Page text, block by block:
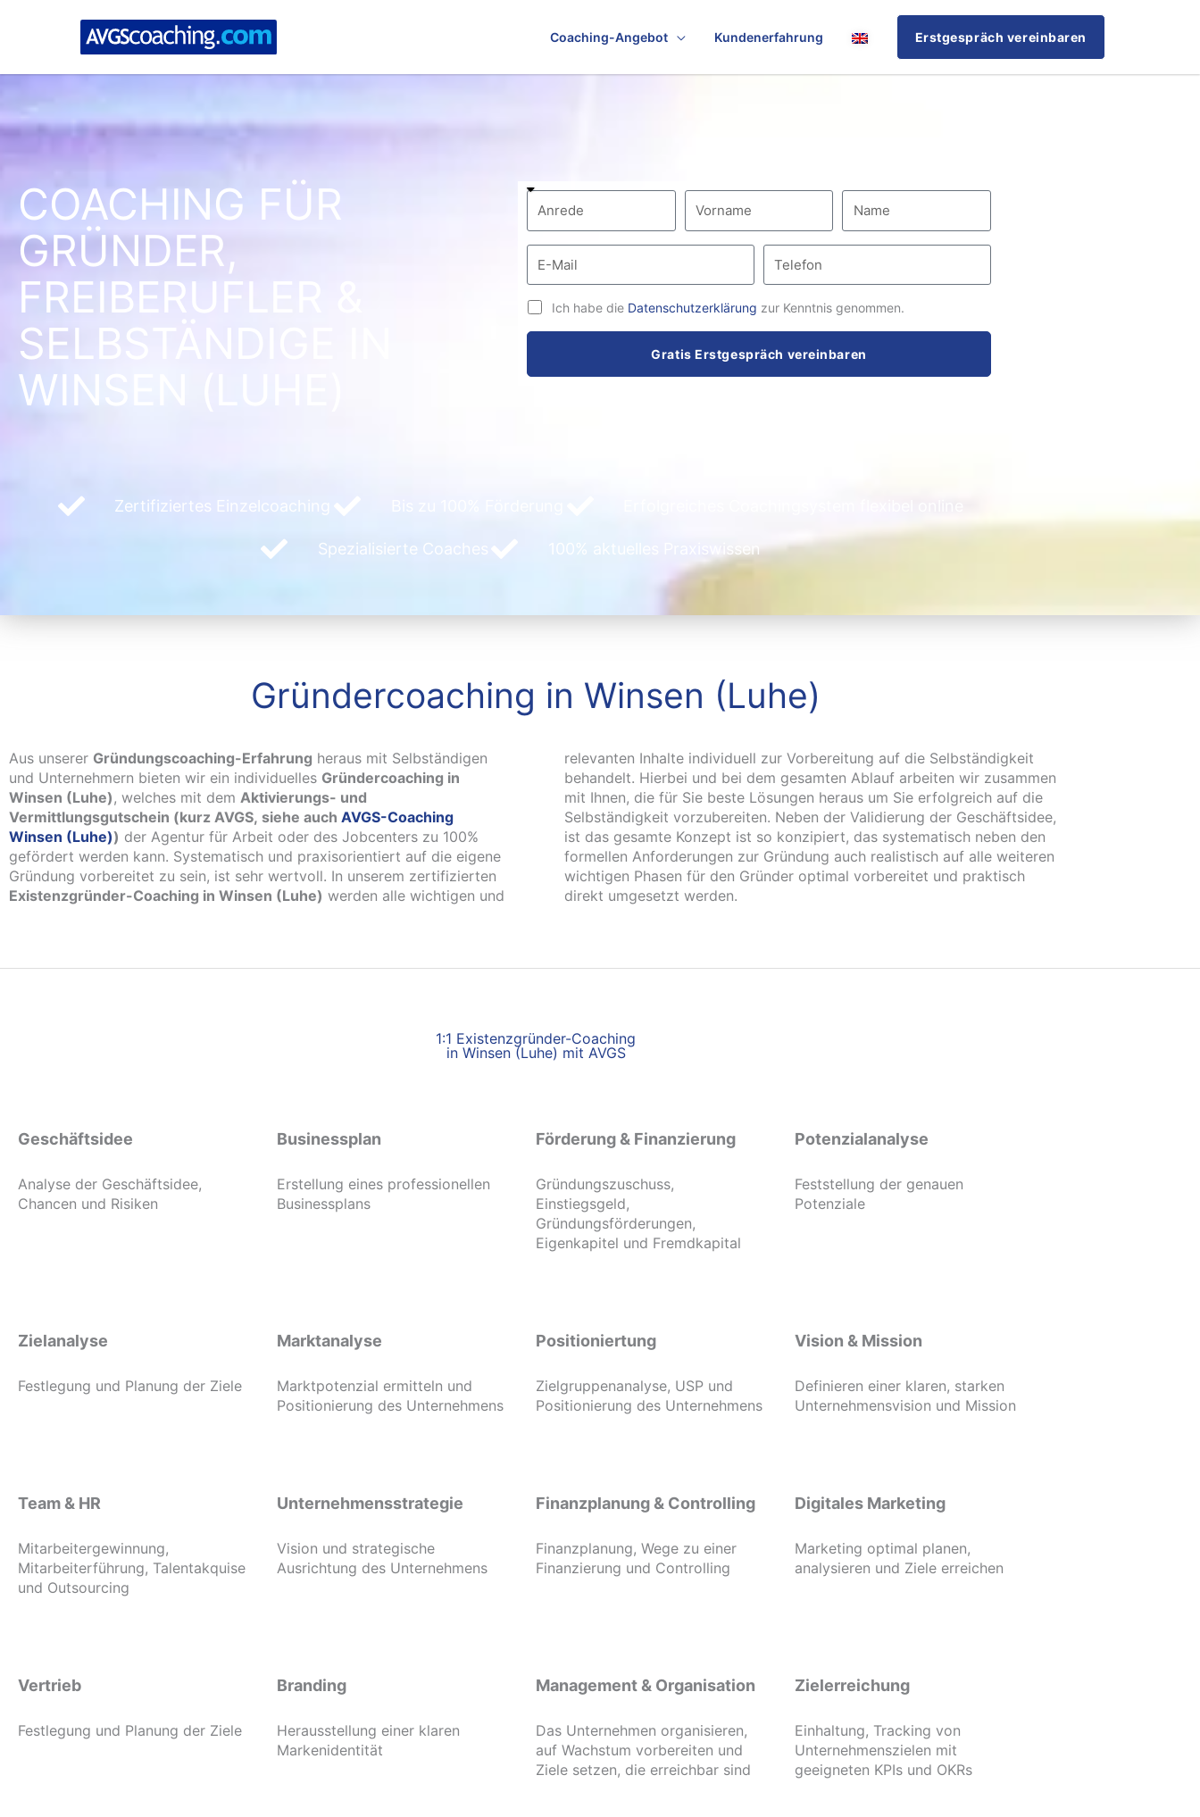
Coaching-Angebot Kundenerfahrung Erstgespräch vereinbaren
COACHING FÜR
GRÜNDER,
FREIBERUFLER &
SELBSTÄNDIGE IN
WINSEN (LUHE)
Ich habe die Datenschutzerklärung zur Kenntnis genommen.
Gratis Erstgespräch vereinbaren
Zertifiziertes Einzelcoaching
Spezialisierte Coaches 100% aktuelles Praxiswissen
Gründercoaching in Winsen (Luhe)
Aus unserer Gründungscoaching-Erfahrung heraus mit Selbständigen
und Unternehmern bieten wir ein individuelles Gründercoaching in
Winsen (Luhe), welches mit dem Aktivierungs- und
Vermittlungsgutschein (kurz AVGS, siehe auch AVGS-Coaching
Winsen (Luhe)) der Agentur für Arbeit oder des Jobcenters zu 100%
gefördert werden kann. Systematisch und praxisorientiert auf die eigene
Gründung vorbereitet zu sein, ist sehr wertvoll. In unserem zertifizierten
Existenzgründer-Coaching in Winsen (Luhe) werden alle wichtigen und
relevanten Inhalte individuell zur Vorbereitung auf die Selbständigkeit
behandelt. Hierbei und bei dem gesamten Ablauf arbeiten wir zusammen
mit Ihnen, die für Sie beste Lösungen heraus um Sie erfolgreich auf die
Selbständigkeit vorzubereiten. Neben der Validierung der Geschäftsidee,
ist das gesamte Konzept ist so konzipiert, das systematisch neben den
formellen Anforderungen zur Gründung auch realistisch auf alle weiteren
wichtigen Phasen für den Gründer optimal vorbereitet und praktisch
direkt umgesetzt werden.
1:1 Existenzgründer-Coaching
in Winsen (Luhe) mit AVGS
Geschäftsidee
Analyse der Geschäftsidee,
Chancen und Risiken
Businessplan
Erstellung eines professionellen
Businessplans
Förderung & Finanzierung
Gründungszuschuss,
Einstiegsgeld,
Gründungsförderungen,
Eigenkapitel und Fremdkapital
Potenzialanalyse
Feststellung der genauen
Potenziale
Zielanalyse
Festlegung und Planung der Ziele
Marktanalyse
Marktpotenzial ermitteln und
Positionierung des Unternehmens
Positioniertung
Zielgruppenanalyse, USP und
Positionierung des Unternehmens
Vision & Mission
Definieren einer klaren, starken
Unternehmensvision und Mission
Team & HR
Mitarbeitergewinnung,
Mitarbeiterführung, Talentakquise
und Outsourcing
Unternehmensstrategie
Vision und strategische
Ausrichtung des Unternehmens
Finanzplanung & Controlling
Finanzplanung, Wege zu einer
Finanzierung und Controlling
Digitales Marketing
Marketing optimal planen,
analysieren und Ziele erreichen
Vertrieb
Festlegung und Planung der Ziele
Branding
Herausstellung einer klaren
Markenidentität
Management & Organisation
Das Unternehmen organisieren,
auf Wachstum vorbereiten und
Ziele setzen, die erreichbar sind
Zielerreichung
Einhaltung, Tracking von
Unternehmenszielen mit
geeigneten KPIs und OKRs